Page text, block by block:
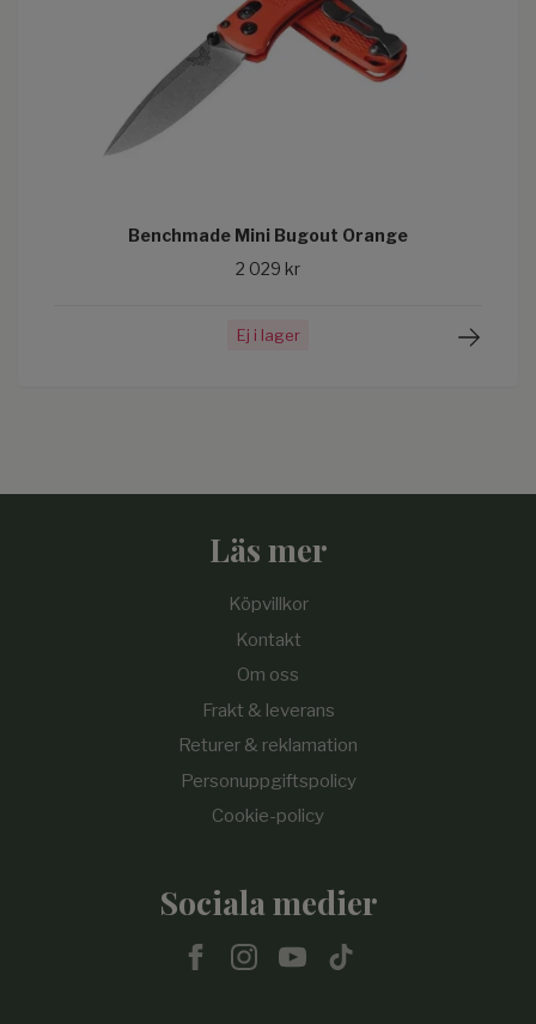
Benchmade Mini Bugout Orange
2 029 kr
Ej i lager
Läs mer
Köpvillkor
Kontakt
Om oss
Frakt & leverans
Returer & reklamation
Personuppgiftspolicy
Cookie-policy
Sociala medier